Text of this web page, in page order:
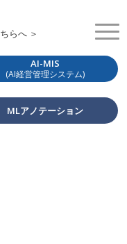
らへ ＞
AI-MIS
(AI経営管理システム)
MLアノテーション